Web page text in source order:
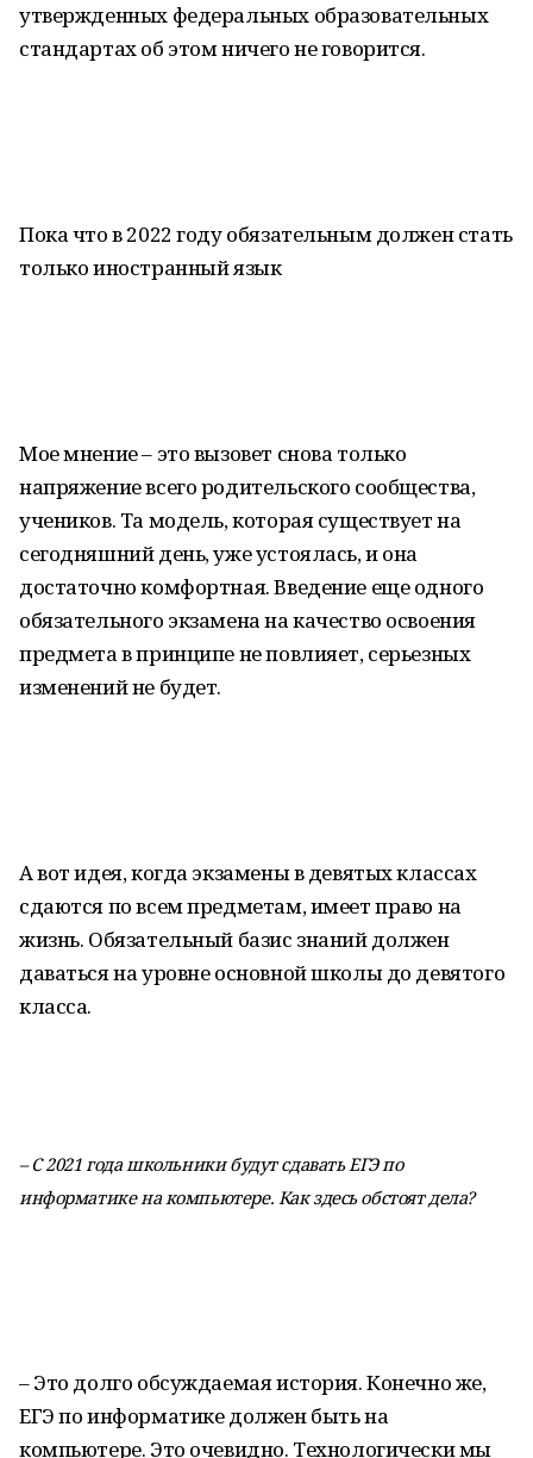
утвержденных федеральных образовательных
стандартах об этом ничего не говорится.
Пока что в 2022 году обязательным должен стать
только иностранный язык
Мое мнение – это вызовет снова только
напряжение всего родительского сообщества,
учеников. Та модель, которая существует на
сегодняшний день, уже устоялась, и она
достаточно комфортная. Введение еще одного
обязательного экзамена на качество освоения
предмета в принципе не повлияет, серьезных
изменений не будет.
А вот идея, когда экзамены в девятых классах
сдаются по всем предметам, имеет право на
жизнь. Обязательный базис знаний должен
даваться на уровне основной школы до девятого
класса.
– С 2021 года школьники будут сдавать ЕГЭ по
информатике на компьютере. Как здесь обстоят дела?
– Это долго обсуждаемая история. Конечно же,
ЕГЭ по информатике должен быть на
компьютере. Это очевидно. Технологически мы